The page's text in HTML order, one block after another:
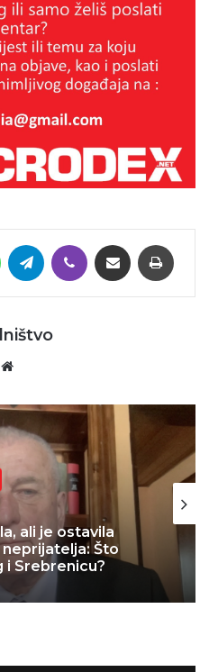
WhatsAppTelegram Viber Podijeli putem E-maila
ali je ostavila
Što
J.K. Rowling